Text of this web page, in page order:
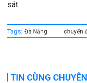
sát.
Tags: Đà Nẵng chuyển
TIN CÙNG